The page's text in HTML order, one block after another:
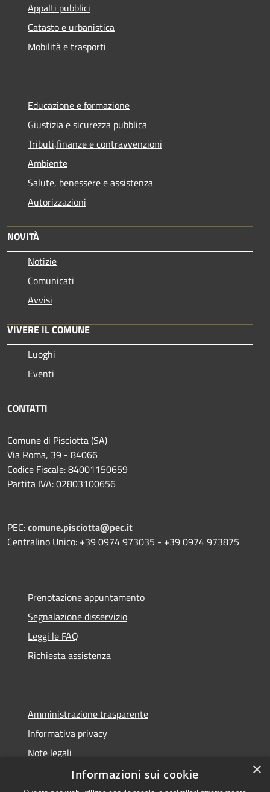
Appalti pubblici
Catasto e urbanistica
Mobilità e trasporti
Educazione e formazione
Giustizia e sicurezza pubblica
Tributi,finanze e contravvenzioni
Ambiente
Salute, benessere e assistenza
Autorizzazioni
NOVITÀ
Notizie
Comunicati
Avvisi
VIVERE IL COMUNE
Luoghi
Eventi
CONTATTI
Comune di Pisciotta (SA)
Via Roma, 39 - 84066
Codice Fiscale: 84001150659
Partita IVA: 02803100656
PEC:comune.pisciotta@pec.it
Centralino Unico: +39 0974 973035 - +39 0974 973875
Prenotazione appuntamento
Segnalazione disservizio
Leggi le FAQ
Richiesta assistenza
Amministrazione trasparente
Informativa privacy
Note legali
Dichiarazione di accessibilità
×
Informazioni sui cookie